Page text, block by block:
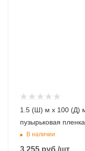
1.5 (Ш) м х 100 (Д)
пузырьковая пленка
В наличии
3 255 руб./шт